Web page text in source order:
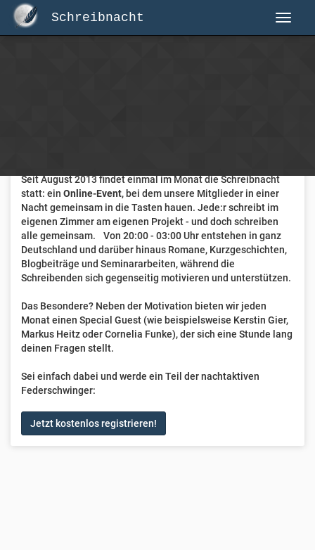
Schreibnacht
Seit August 2013 findet einmal im Monat die Schreibnacht
statt: ein Online-Event, bei dem unsere Mitglieder in einer
Nacht gemeinsam in die Tasten hauen. Jede:r schreibt im
eigenen Zimmer am eigenen Projekt - und doch schreiben
alle gemeinsam. Von 20:00 - 03:00 Uhr entstehen in ganz
Deutschland und darüber hinaus Romane, Kurzgeschichten,
Blogbeiträge und Seminararbeiten, während die
Schreibenden sich gegenseitig motivieren und unterstützen.
Das Besondere? Neben der Motivation bieten wir jeden
Monat einen Special Guest (wie beispielsweise Kerstin Gier,
Markus Heitz oder Cornelia Funke), der sich eine Stunde lang
deinen Fragen stellt.
Sei einfach dabei und werde ein Teil der nachtaktiven
Federschwinger:
Jetzt kostenlos registrieren!